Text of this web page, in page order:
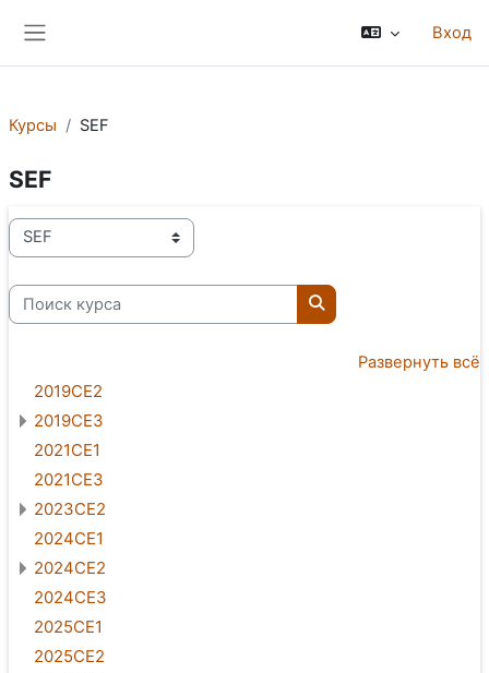
Вход
Курсы SEF
SEF
Категории курсов
Поиск курса
Поиск курса
Развернуть всё
2019CE2
2019CE3
2021CE1
2021CE3
2023CE2
2024CE1
2024CE2
2024CE3
2025CE1
2025CE2